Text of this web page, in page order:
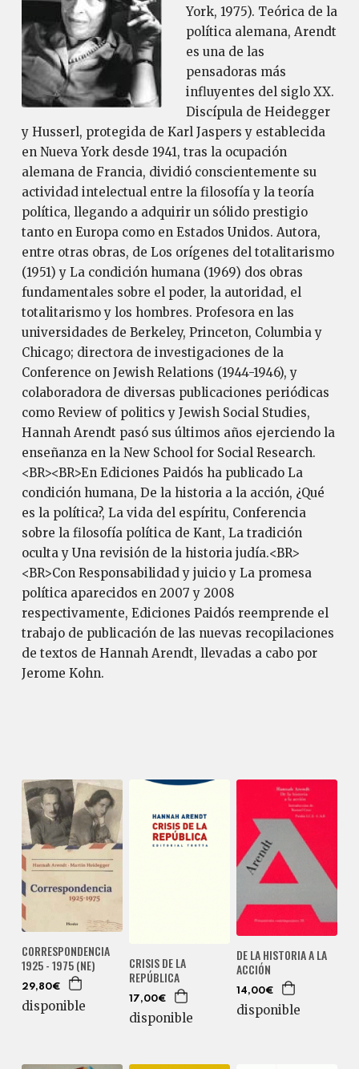
York, 1975). Teórica de la
política alemana, Arendt
es una de las
pensadoras más
influyentes del siglo XX.
Discípula de Heidegger
y Husserl, protegida de Karl Jaspers y establecida
en Nueva York desde 1941, tras la ocupación
alemana de Francia, dividió conscientemente su
actividad intelectual entre la filosofía y la teoría
política, llegando a adquirir un sólido prestigio
tanto en Europa como en Estados Unidos. Autora,
entre otras obras, de Los orígenes del totalitarismo
(1951) y La condición humana (1969) dos obras
fundamentales sobre el poder, la autoridad, el
totalitarismo y los hombres. Profesora en las
universidades de Berkeley, Princeton, Columbia y
Chicago; directora de investigaciones de la
Conference on Jewish Relations (1944-1946), y
colaboradora de diversas publicaciones periódicas
como Review of politics y Jewish Social Studies,
Hannah Arendt pasó sus últimos años ejerciendo la
enseñanza en la New School for Social Research.
<BR><BR>En Ediciones Paidós ha publicado La
condición humana, De la historia a la acción, ¿Qué
es la política?, La vida del espíritu, Conferencia
sobre la filosofía política de Kant, La tradición
oculta y Una revisión de la historia judía.<BR>
<BR>Con Responsabilidad y juicio y La promesa
política aparecidos en 2007 y 2008
respectivamente, Ediciones Paidós reemprende el
trabajo de publicación de las nuevas recopilaciones
de textos de Hannah Arendt, llevadas a cabo por
Jerome Kohn.
CORRESPONDENCIA
1925 - 1975 (NE)
29,80€
disponible
CRISIS DE LA
REPÚBLICA
17,00€
disponible
DE LA HISTORIA A LA
ACCIÓN
14,00€
disponible